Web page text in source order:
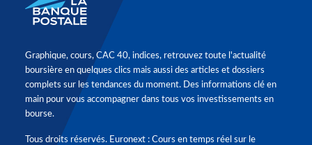
Graphique, cours, CAC 40, indices, retrouvez toute l'actualité
boursière en quelques clics mais aussi des articles et dossiers
complets sur les tendances du moment. Des informations clé en
main pour vous accompagner dans tous vos investissements en
bourse.
Tous droits réservés. Euronext : Cours en temps réel sur le